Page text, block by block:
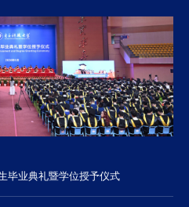
毕业典礼暨学位授予仪式